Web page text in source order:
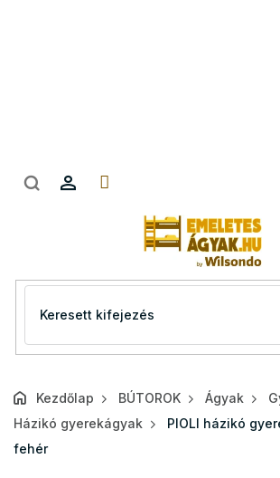
Kezdőlap BÚTOROK Ágyak
Házikó gyerekágyak
PIOLI házikó
fehér